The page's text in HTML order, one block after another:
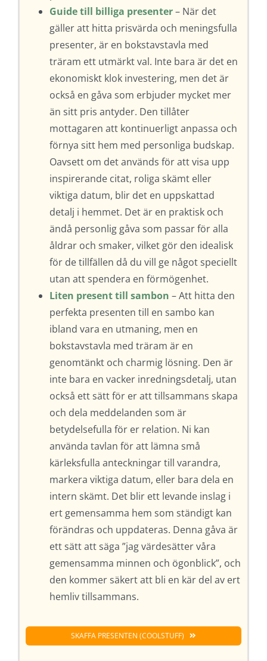
Guide till billiga presenter– När det
gäller att hitta prisvärda och meningsfulla
presenter, är en bokstavstavla med
träram ett utmärkt val. Inte bara är det en
ekonomiskt klok investering, men det är
också en gåva som erbjuder mycket mer
än sitt pris antyder. Den tillåter
mottagaren att kontinuerligt anpassa och
förnya sitt hem med personliga budskap.
Oavsett om det används för att visa upp
inspirerande citat, roliga skämt eller
viktiga datum, blir det en uppskattad
detalj i hemmet. Det är en praktisk och
ändå personlig gåva som passar för alla
åldrar och smaker, vilket gör den idealisk
för de tillfällen då du vill ge något speciellt
utan att spendera en förmögenhet.
Liten present till sambon – Att hitta den
perfekta presenten till en sambo kan
ibland vara en utmaning, men en
bokstavstavla med träram är en
genomtänkt och charmig lösning. Den är
inte bara en vacker inredningsdetalj, utan
också ett sätt för er att tillsammans skapa
och dela meddelanden som är
betydelsefulla för er relation. Ni kan
använda tavlan för att lämna små
kärleksfulla anteckningar till varandra,
markera viktiga datum, eller bara dela en
intern skämt. Det blir ett levande inslag i
ert gemensamma hem som ständigt kan
förändras och uppdateras. Denna gåva är
ett sätt att säga ”jag värdesätter våra
gemensamma minnen och ögonblick”, och
den kommer säkert att bli en kär del av ert
hemliv tillsammans.
SKAFFA PRESENTEN (COOLSTUFF)